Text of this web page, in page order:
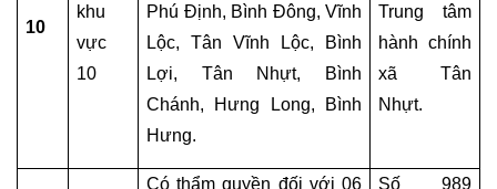
0909
160684
10
khu
vực
10
Phú Định, Bình Đông, Vĩnh
Lộc, Tân Vĩnh Lộc, Bình
Lợi, Tân Nhựt, Bình
Chánh, Hưng Long, Bình
Hưng.
Trung tâm
hành chính
xã Tân
Nhựt.
Có thẩm quyền đối với 06
Số 989